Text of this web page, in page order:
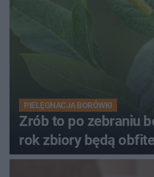
PIELĘGNACJA BORÓWKI
Zrób to po zebraniu
rok zbiory będą obfite